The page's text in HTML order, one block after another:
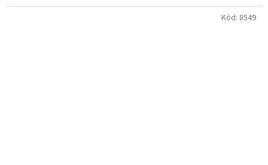
Kód: 8549